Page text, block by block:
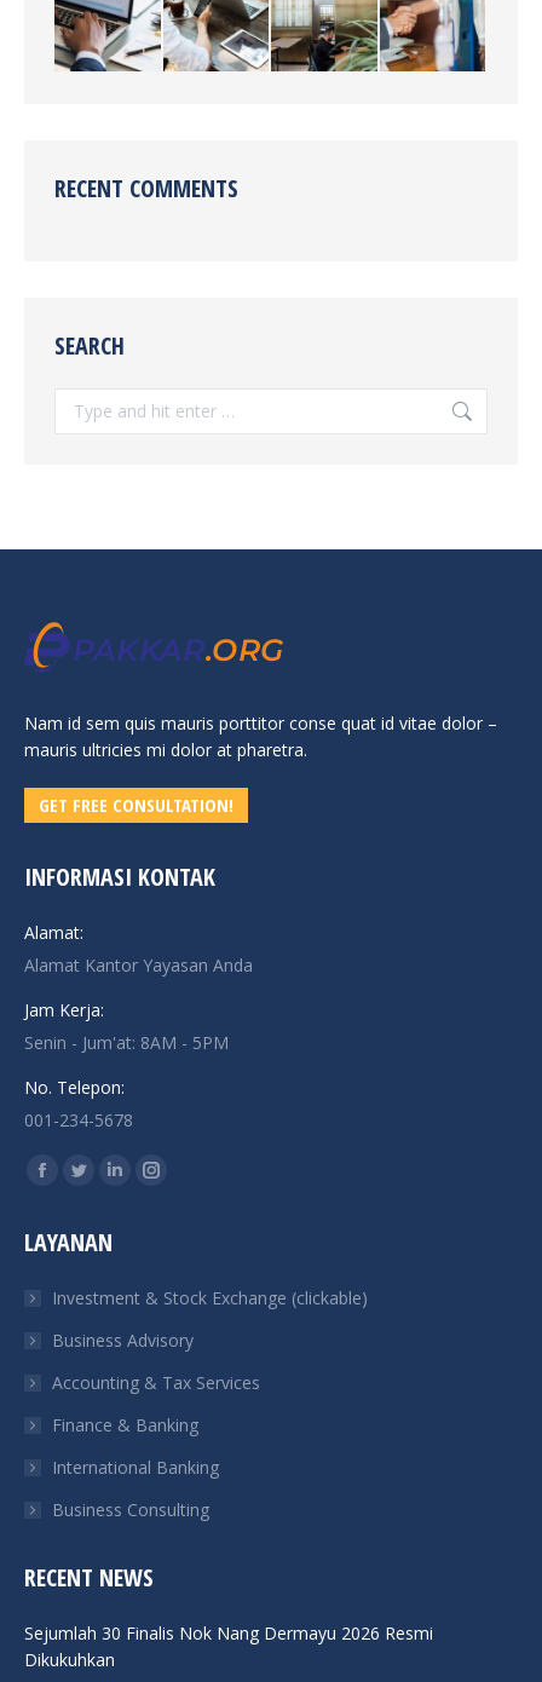
RECENT COMMENTS
SEARCH
Search:
Nam id sem quis mauris porttitor conse quat id vitae dolor –
mauris ultricies mi dolor at pharetra.
GET FREE CONSULTATION!
INFORMASI KONTAK
Alamat:
Alamat Kantor Yayasan Anda
Jam Kerja:
Senin - Jum'at: 8AM - 5PM
No. Telepon:
001-234-5678
Find us on:
Facebook
opens
new
window
Twitter
opens
new
window
Linkedin
new
window
Instagram
new
window
LAYANAN
Investment & Stock Exchange (clickable)
Business Advisory
Accounting & Tax Services
Finance & Banking
International Banking
Business Consulting
RECENT NEWS
Sejumlah 30 Finalis Nok Nang Dermayu 2026 Resmi
Dikukuhkan